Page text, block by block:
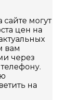
сайте могут
цен на
вам
через
на